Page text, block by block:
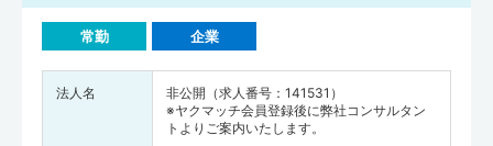
常勤 企業
法人名
非公開（求人番号：141531）
※ヤクマッチ会員登録後に弊社コンサルタン
トよりご案内いたします。